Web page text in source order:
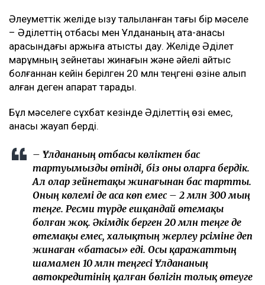
Әлеуметтік желіде қызу талқыланған тағы бір мәселе
– Әділеттің отбасы мен Ұлдананың ата-анасы
арасындағы қаржыға қатысты дау. Желіде Әділет
марқұмның зейнетақы жинағын және әйелі қайтыс
болғаннан кейін берілген 20 млн теңгені өзіне алып
қалған деген ақпарат тарады.
Бұл мәселеге сұхбат кезінде Әділеттің өзі емес,
анасы жауап берді.
– Ұлдананың отбасы көліктен бас
тартуымызды өтінді, біз оны оларға бердік.
Ал олар зейнетақы жинағынан бас тартты.
Оның көлемі де аса көп емес – 2 млн 300 мың
теңге. Ресми түрде ешқандай өтемақы
болған жоқ. Әкімдік берген 20 млн теңге де
өтемақы емес, халықтың жерлеу рәсіміне деп
жинаған «батасы» еді. Осы қаражаттың
шамамен 10 млн теңгесі Ұлдананың
автокредитінің қалған бөлігін толық өтеуге